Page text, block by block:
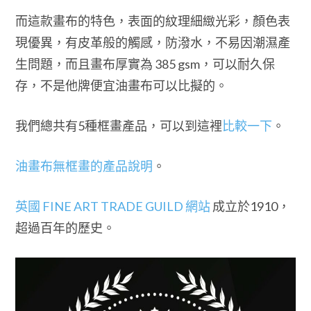
而這款畫布的特色，表面的紋理細緻光彩，顏色表
現優異，有皮革般的觸感，防潑水，不易因潮濕產
生問題，而且畫布厚實為 385 gsm，可以耐久保
存，不是他牌便宜油畫布可以比擬的。
我們總共有5種框畫產品，可以到這裡 比較一下 。
油畫布無框畫的產品說明 。
英國 FINE ART TRADE GUILD 網站成立於1910，
超過百年的歷史。